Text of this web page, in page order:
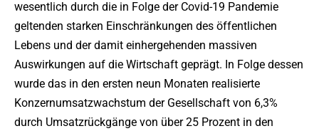
wesentlich durch die in Folge der Covid-19 Pandemie
geltenden starken Einschränkungen des öffentlichen
Lebens und der damit einhergehenden massiven
Auswirkungen auf die Wirtschaft geprägt. In Folge dessen
wurde das in den ersten neun Monaten realisierte
Konzernumsatzwachstum der Gesellschaft von 6,3%
durch Umsatzrückgänge von über 25 Prozent in den